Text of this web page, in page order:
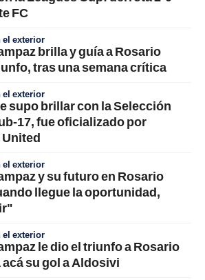
FC
el exterior
brilla y guía a Rosario
tras una semana crítica
el exterior
supo brillar con la Selección
17, fue oficializado por
el exterior
y su futuro en Rosario
llegue la oportunidad,
el exterior
le dio el triunfo a Rosario
su gol a Aldosivi